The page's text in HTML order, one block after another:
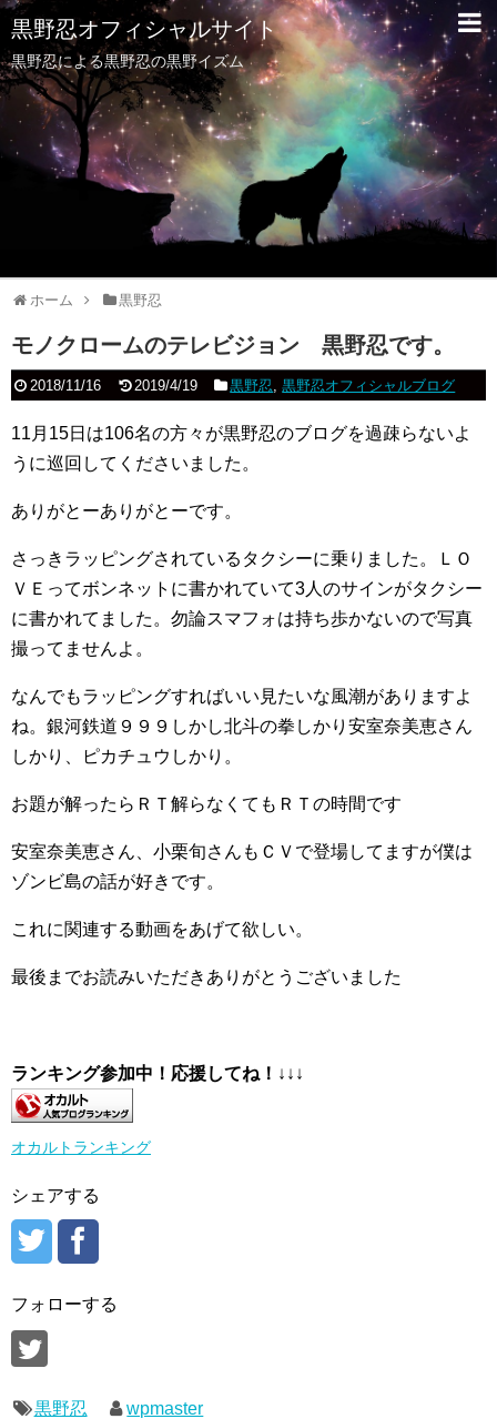
黒野忍オフィシャルサイト
黒野忍による黒野忍の黒野イズム
ホーム 黒野忍
モノクロームのテレビジョン 黒野忍です。
2018/11/16 2019/4/19 黒野忍,黒野忍オフィシャルブログ
11月15日は106名の方々が黒野忍のブログを過疎らないよ
うに巡回してくださいました。
ありがとーありがとーです。
さっきラッピングされているタクシーに乗りました。ＬＯ
ＶＥってボンネットに書かれていて3人のサインがタクシー
に書かれてました。勿論スマフォは持ち歩かないので写真
撮ってませんよ。
なんでもラッピングすればいい見たいな風潮がありますよ
ね。銀河鉄道９９９しかし北斗の拳しかり安室奈美恵さん
しかり、ピカチュウしかり。
お題が解ったらＲＴ解らなくてもＲＴの時間です
安室奈美恵さん、小栗旬さんもＣＶで登場してますが僕は
ゾンビ島の話が好きです。
これに関連する動画をあげて欲しい。
最後までお読みいただきありがとうございました
ランキング参加中！応援してね！ ↓↓↓
オカルトランキング
シェアする
フォローする
黒野忍 wpmaster